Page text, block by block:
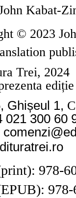
Kabat-
© 2023
Trei, 2024
ediție
Ghișeul 1,
021 300 60
978-
978-